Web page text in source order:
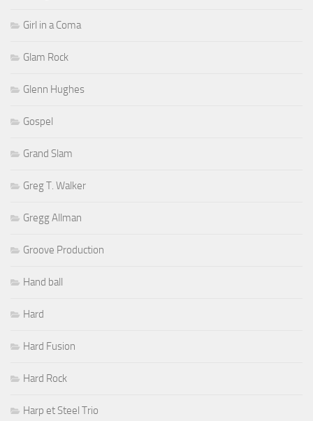
Girl in a Coma
Glam Rock
Glenn Hughes
Gospel
Grand Slam
Greg T. Walker
Gregg Allman
Groove Production
Hand ball
Hard
Hard Fusion
Hard Rock
Harp et Steel Trio